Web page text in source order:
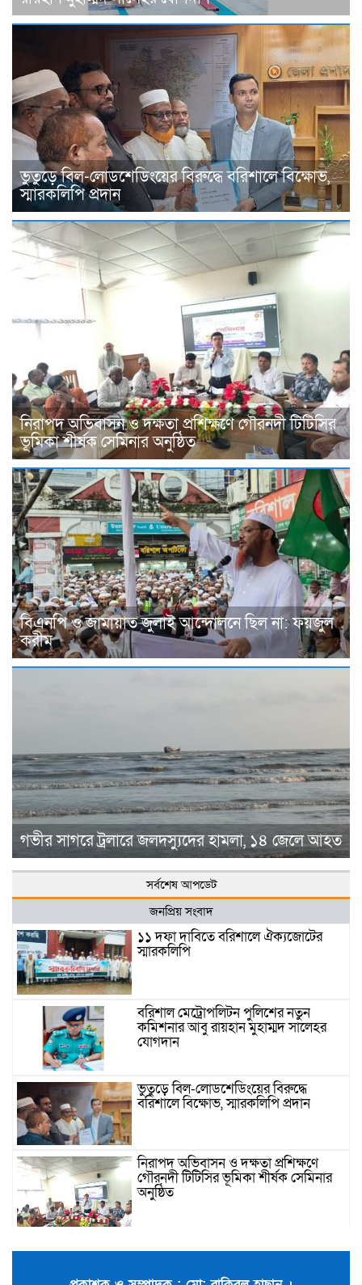
ভুতুড়ে বিল-লোডশেডিংয়ের বিরুদ্ধে বরিশালে বিক্ষোভ,
স্মারকলিপি প্রদান
নিরাপদ অভিবাসন ও দক্ষতা প্রশিক্ষণে গৌরনদী টিটিসির
ভূমিকা শীর্ষক সেমিনার অনুষ্ঠিত
বিএনপি ও জামায়াত জুলাই আন্দোলনে ছিল না: ফয়জুল
করীম
গভীর সাগরে ট্রলারে জলদস্যুদের হামলা, ১৪ জেলে আহত
সর্বশেষ আপডেট
জনপ্রিয় সংবাদ
১১ দফা দাবিতে বরিশালে ঐক্যজোটের
স্মারকলিপি
বরিশাল মেট্রোপলিটন পুলিশের নতুন
কমিশনার আবু রায়হান মুহাম্মদ সালেহর
যোগদান
ভুতুড়ে বিল-লোডশেডিংয়ের বিরুদ্ধে
বরিশালে বিক্ষোভ, স্মারকলিপি প্রদান
নিরাপদ অভিবাসন ও দক্ষতা প্রশিক্ষণে
গৌরনদী টিটিসির ভূমিকা শীর্ষক সেমিনার
অনুষ্ঠিত
বিএনপি ও জামায়াত জুলাই আন্দোলনে